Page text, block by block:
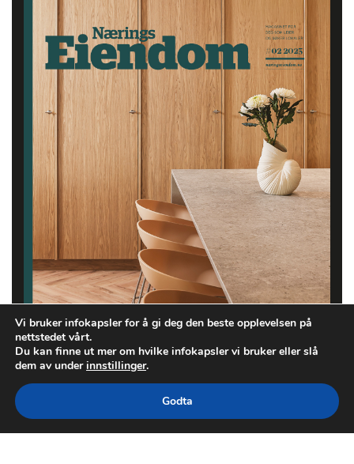
Vi bruker infokapsler for å gi deg den beste opplevelsen på
nettstedet vårt.
Du kan finne ut mer om hvilke infokapsler vi bruker eller slå
dem av underinnstillinger.
Godta